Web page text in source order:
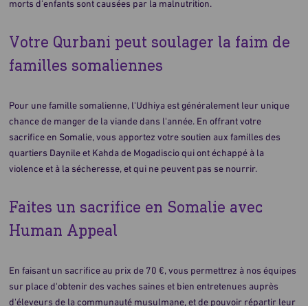
morts d'enfants sont causées par la malnutrition.
Votre Qurbani peut soulager la faim de
familles somaliennes
Pour une famille somalienne, l'Udhiya est généralement leur unique
chance de manger de la viande dans l'année. En offrant votre
sacrifice en Somalie, vous apportez votre soutien aux familles des
quartiers Daynile et Kahda de Mogadiscio qui ont échappé à la
violence et à la sécheresse, et qui ne peuvent pas se nourrir.
Faites un sacrifice en Somalie avec
Human Appeal
En faisant un sacrifice au prix de 70 €, vous permettrez à nos équipes
sur place d'obtenir des vaches saines et bien entretenues auprès
d'éleveurs de la communauté musulmane, et de pouvoir répartir leur